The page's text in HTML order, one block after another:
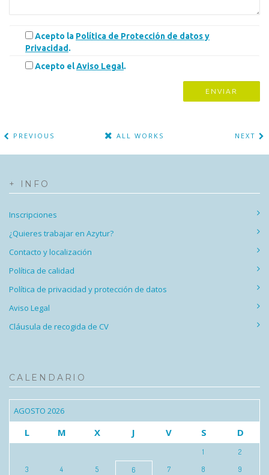
Acepto la Política de Protección de datos y
Privacidad.
Acepto elAviso Legal.
PREVIOUS ALL WORKS NEXT
+ INFO
Inscripciones
¿Quieres trabajar en Azytur?
Contacto y localización
Política de calidad
Política de privacidad y protección de datos
Aviso Legal
Cláusula de recogida de CV
CALENDARIO
AGOSTO 2026
L M X J V S D
1
2
3
4 5 6 7 8
9